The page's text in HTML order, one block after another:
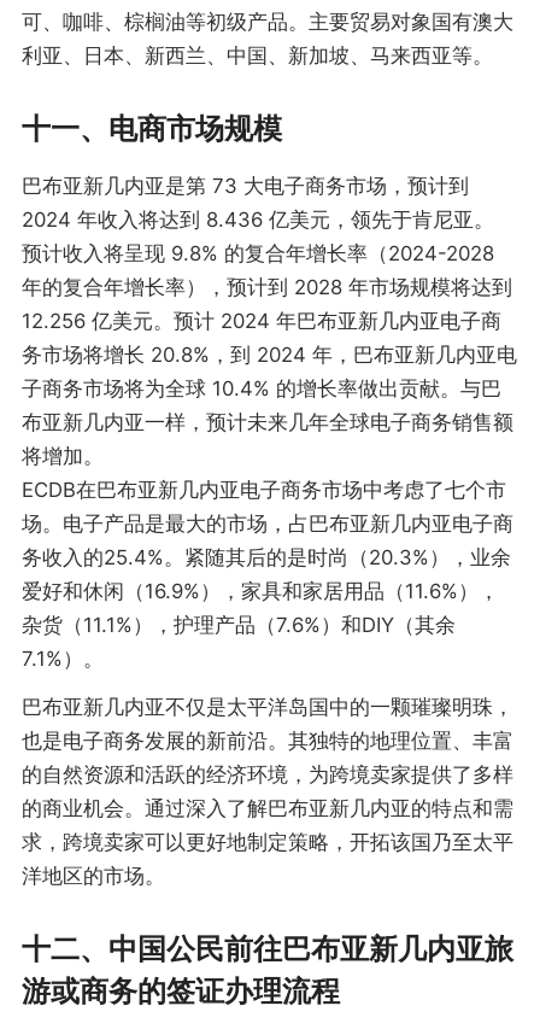
可、咖啡、棕榈油等初级产品。主要贸易对象国有澳大
利亚、日本、新西兰、中国、新加坡、马来西亚等。
十一、电商市场规模
巴布亚新几内亚是第 73 大电子商务市场，预计到
2024 年收入将达到 8.436 亿美元，领先于肯尼亚。
预计收入将呈现 9.8% 的复合年增长率（2024-2028
年的复合年增长率），预计到 2028 年市场规模将达到
12.256 亿美元。预计 2024 年巴布亚新几内亚电子商
务市场将增长 20.8%，到 2024 年，巴布亚新几内亚电
子商务市场将为全球 10.4% 的增长率做出贡献。与巴
布亚新几内亚一样，预计未来几年全球电子商务销售额
将增加。
ECDB在巴布亚新几内亚电子商务市场中考虑了七个市
场。电子产品是最大的市场，占巴布亚新几内亚电子商
务收入的25.4%。紧随其后的是时尚（20.3%），业余
爱好和休闲（16.9%），家具和家居用品（11.6%），
杂货（11.1%），护理产品（7.6%）和DIY（其余
7.1%）。
巴布亚新几内亚不仅是太平洋岛国中的一颗璀璨明珠，
也是电子商务发展的新前沿。其独特的地理位置、丰富
的自然资源和活跃的经济环境，为跨境卖家提供了多样
的商业机会。通过深入了解巴布亚新几内亚的特点和需
求，跨境卖家可以更好地制定策略，开拓该国乃至太平
洋地区的市场。
十二、中国公民前往巴布亚新几内亚旅
游或商务的签证办理流程